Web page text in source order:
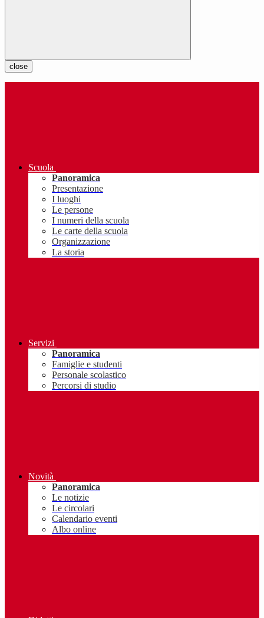
close
Scuola
Panoramica
Presentazione
I luoghi
Le persone
I numeri della scuola
Le carte della scuola
Organizzazione
La storia
Servizi
Panoramica
Famiglie e studenti
Personale scolastico
Percorsi di studio
Novità
Panoramica
Le notizie
Le circolari
Calendario eventi
Albo online